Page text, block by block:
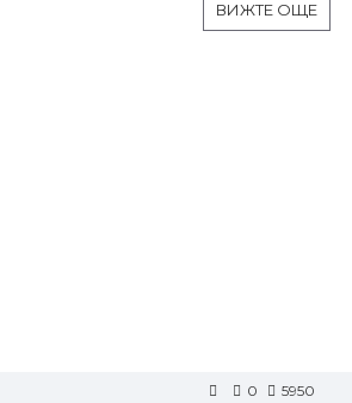
ВИЖТЕ ОЩЕ
0 5950